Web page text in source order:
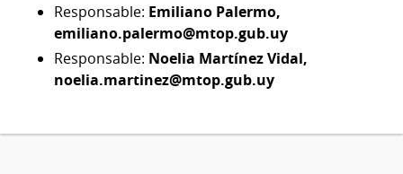
Responsable: Emiliano Palermo,
emiliano.palermo@mtop.gub.uy
Responsable: Noelia Martínez Vidal,
noelia.martinez@mtop.gub.uy